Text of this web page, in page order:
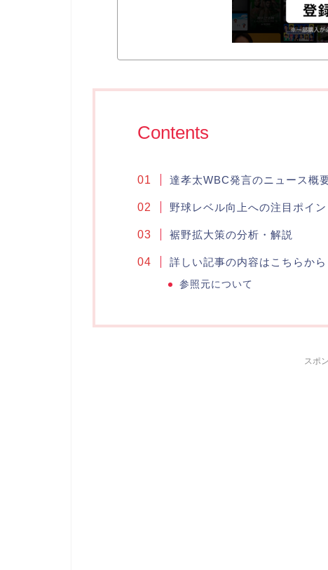
Contents
達孝太WBC発言のニュース概
野球レベル向上への注目ポイン
裾野拡大策の分析・解説
詳しい記事の内容はこちらから
参照元について
スポ